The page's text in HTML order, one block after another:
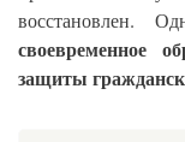
восстановлен.
своевременное
защиты